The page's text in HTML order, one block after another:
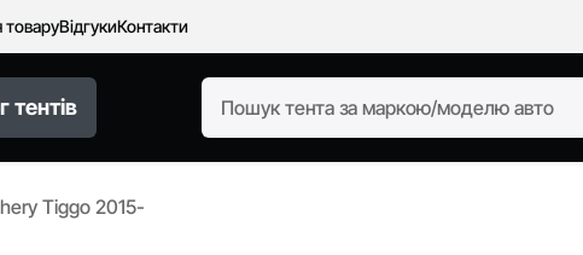
ВідгукиКонтакти
тентів
Tiggo 2015-